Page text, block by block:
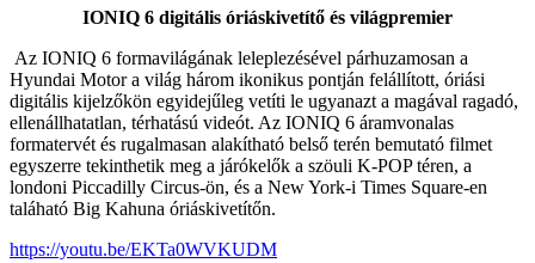
IONIQ 6 digitális óriáskivetítő és világpremier
Az IONIQ 6 formavilágának leleplezésével párhuzamosan a
Hyundai Motor a világ három ikonikus pontján felállított, óriási
digitális kijelzőkön egyidejűleg vetíti le ugyanazt a magával ragadó,
ellenállhatatlan, térhatású videót. Az IONIQ 6 áramvonalas
formatervét és rugalmasan alakítható belső terén bemutató filmet
egyszerre tekinthetik meg a járókelők a szöuli K-POP téren, a
londoni Piccadilly Circus-ön, és a New York-i Times Square-en
taláható Big Kahuna óriáskivetítőn.
https://youtu.be/EKTa0WVKUDM